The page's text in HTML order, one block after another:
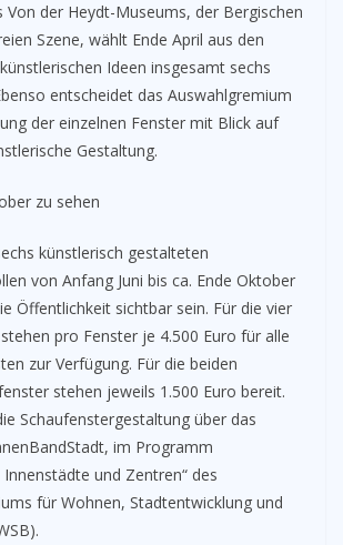
Von der Heydt-Museums, der Bergischen
Szene, wählt Ende April aus den
Ideen insgesamt sechs
entscheidet das Auswahlgremium
der einzelnen Fenster mit Blick auf
Gestaltung.
zu sehen
künstlerisch gestalteten
von Anfang Juni bis ca. Ende Oktober
Öffentlichkeit sichtbar sein. Für die vier
pro Fenster je 4.500 Euro für alle
zur Verfügung. Für die beiden
stehen jeweils 1.500 Euro bereit.
Schaufenstergestaltung über das
im Programm
und Zentren“ des
für Wohnen, Stadtentwicklung und